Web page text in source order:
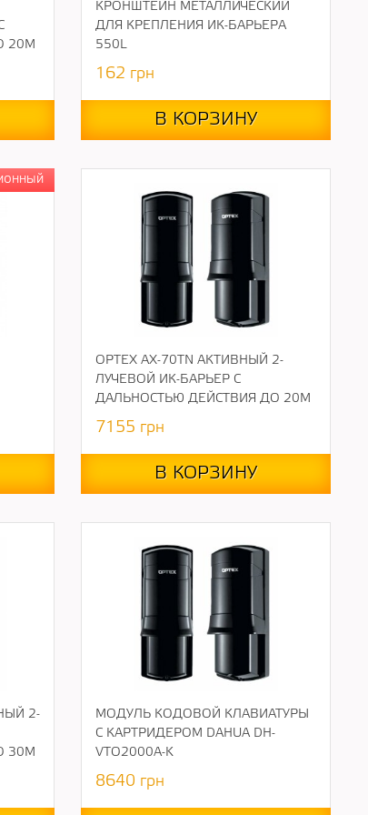
20М
КРОНШТЕЙН МЕТАЛЛИЧЕСКИЙ
ДЛЯ КРЕПЛЕНИЯ ИК-БАРЬЕРА
550L
162 грн
В КОРЗИНУ
OPTEX AX-70TN АКТИВНЫЙ 2-
ЛУЧЕВОЙ ИК-БАРЬЕР С
ДАЛЬНОСТЬЮ ДЕЙСТВИЯ ДО 20М
7155 грн
В КОРЗИНУ
2-
30М
МОДУЛЬ КОДОВОЙ КЛАВИАТУРЫ
С КАРТРИДЕРОМ DAHUA DH-
VTO2000A-K
8640 грн